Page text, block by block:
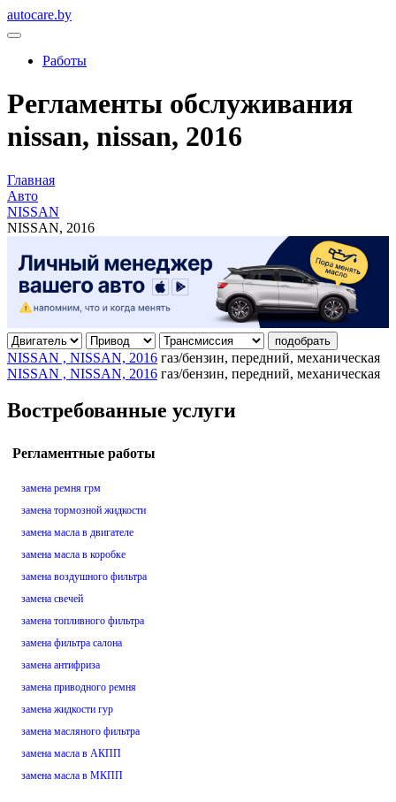
autocare.by
Работы
Регламенты обслуживания
nissan, nissan, 2016
Главная
Авто
NISSAN
NISSAN, 2016
подобрать
NISSAN , NISSAN, 2016 газ/бензин, передний, механическая
NISSAN , NISSAN, 2016 газ/бензин, передний, механическая
Востребованные услуги
Регламентные работы
замена ремня грм
замена тормозной жидкости
замена масла в двигателе
замена масла в коробке
замена воздушного фильтра
замена свечей
замена топливного фильтра
замена фильтра салона
замена антифриза
замена приводного ремня
замена жидкости гур
замена масляного фильтра
замена масла в АКПП
замена масла в МКПП